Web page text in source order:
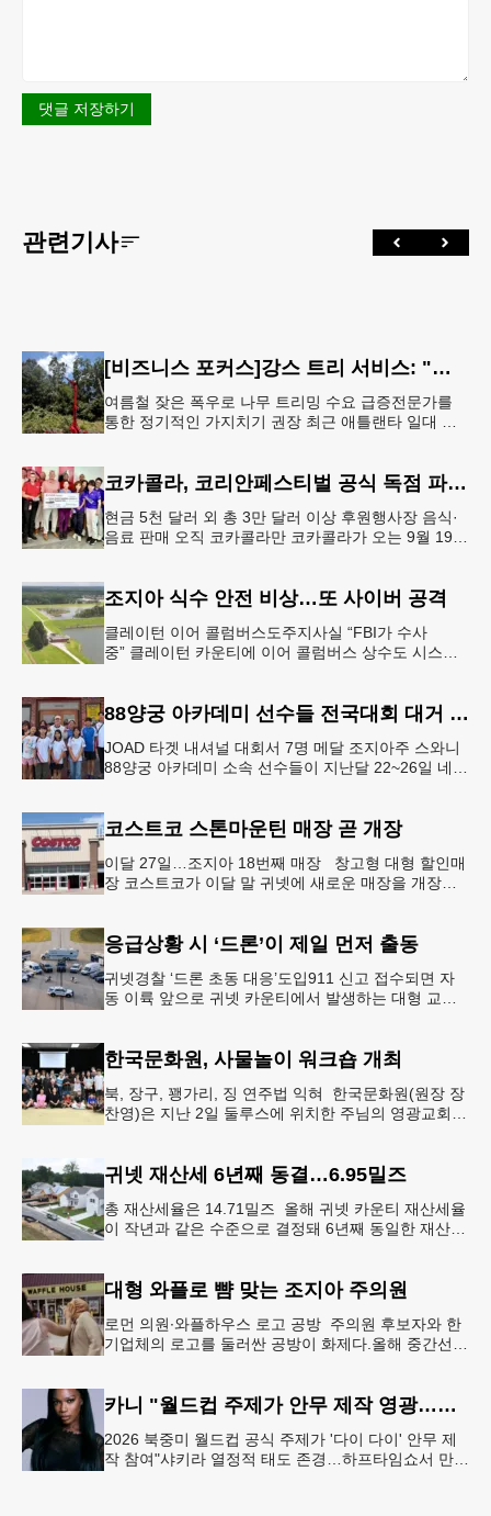
댓글 저장하기
관련기사
[비즈니스 포커스]강스 트리 서비스: "강풍에 부러질라"… 여름철 주택가 수목 관리 '비상'
여름철 잦은 폭우로 나무 트리밍 수요 급증전문가를
통한 정기적인 가지치기 권장 최근 애틀랜타 일대 주
코카콜라, 코리안페스티벌 공식 독점 파트너 참여
현금 5천 달러 외 총 3만 달러 이상 후원행사장 음식·
음료 판매 오직 코카콜라만 코카콜라가 오는 9월 19-
조지아 식수 안전 비상…또 사이버 공격
클레이턴 이어 콜럼버스도주지사실 “FBI가 수사
중” 클레이턴 카운티에 이어 콜럼버스 상수도 시스템
88양궁 아카데미 선수들 전국대회 대거 입상
JOAD 타겟 내셔널 대회서 7명 메달 조지아주 스와니
88양궁 아카데미 소속 선수들이 지난달 22~26일 네브
코스트코 스톤마운틴 매장 곧 개장
이달 27일…조지아 18번째 매장 창고형 대형 할인매
장 코스트코가 이달 말 귀넷에 새로운 매장을 개장한
응급상황 시 ‘드론’이 제일 먼저 출동
귀넷경찰 ‘드론 초동 대응’도입911 신고 접수되면 자
동 이륙 앞으로 귀넷 카운티에서 발생하는 대형 교통
한국문화원, 사물놀이 워크숍 개최
북, 장구, 꽹가리, 징 연주법 익혀 한국문화원(원장 장
찬영)은 지난 2일 둘루스에 위치한 주님의 영광교회에
귀넷 재산세 6년째 동결…6.95밀즈
총 재산세율은 14.71밀즈 올해 귀넷 카운티 재산세율
이 작년과 같은 수준으로 결정돼 6년째 동일한 재산세
대형 와플로 뺨 맞는 조지아 주의원
로먼 의원∙와플하우스 로고 공방 주의원 후보자와 한
기업체의 로고를 둘러싼 공방이 화제다.올해 중간선거
카니 "월드컵 주제가 안무 제작 영광…춤은 국경 없는 언어"
2026 북중미 월드컵 공식 주제가 '다이 다이' 안무 제
작 참여"샤키라 열정적 태도 존경…하프타임쇼서 만난